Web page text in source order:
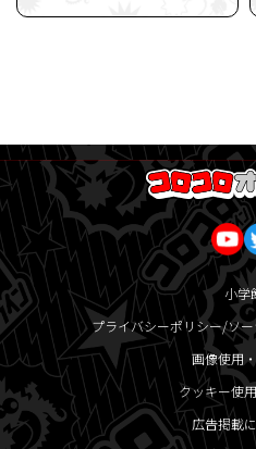
小学
プライバシーポリシー/ソ
画像使用
クッキー使
広告掲載